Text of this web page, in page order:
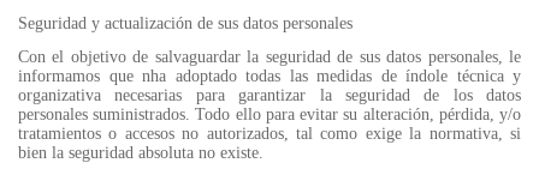
Seguridad y actualización de sus datos personales
Con el objetivo de salvaguardar la seguridad de sus datos personales, le
informamos que nha adoptado todas las medidas de índole técnica y
organizativa necesarias para garantizar la seguridad de los datos
personales suministrados. Todo ello para evitar su alteración, pérdida, y/o
tratamientos o accesos no autorizados, tal como exige la normativa, si
bien la seguridad absoluta no existe.